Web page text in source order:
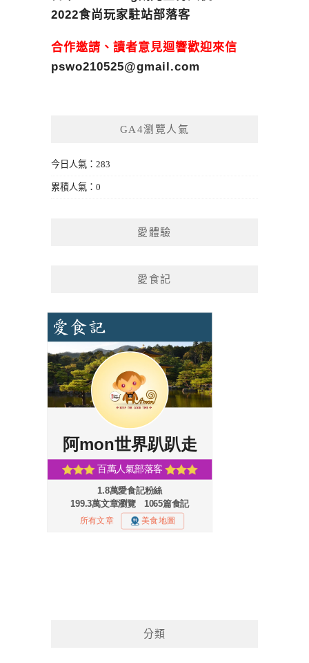
2022食尚玩家駐站部落客
合作邀請、讀者意見迴響歡迎來信
pswo210525@gmail.com
GA4瀏覽人氣
今日人氣：283
累積人氣：0
愛體驗
愛食記
分類